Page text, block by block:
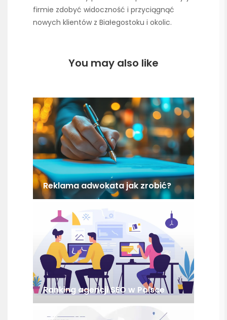
firmie zdobyć widoczność i przyciągnąć
nowych klientów z Białegostoku i okolic.
You may also like
Reklama adwokata jak zrobić?
Ranking agencji SEO w Polsce